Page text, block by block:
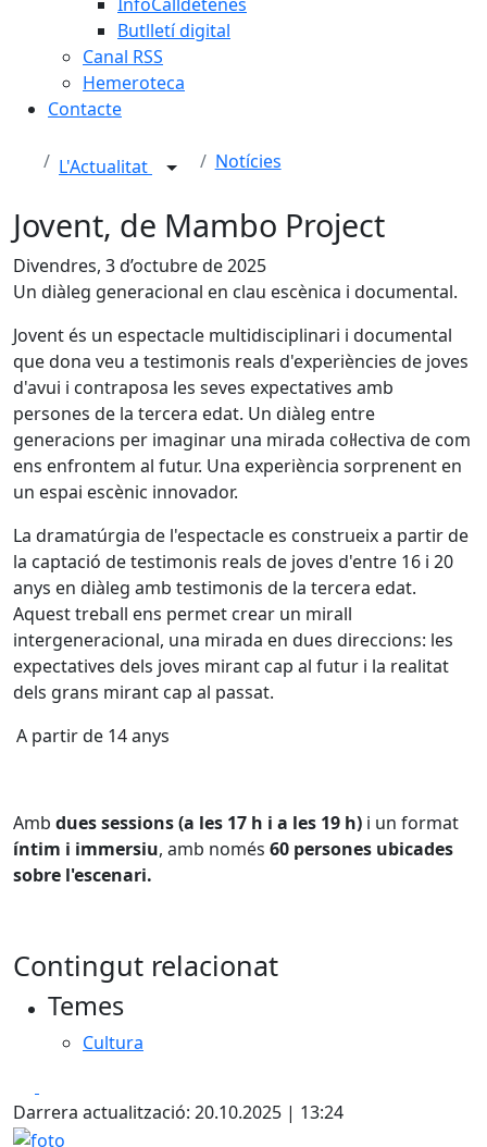
Butlletí digital
Canal RSS
Hemeroteca
Contacte
L'Actualitat Notícies
Jovent, de Mambo Project
Divendres, 3 d’octubre de 2025
Un diàleg generacional en clau escènica i documental.
Jovent és un espectacle multidisciplinari i documental
que dona veu a testimonis reals d'experiències de joves
d'avui i contraposa les seves expectatives amb
persones de la tercera edat. Un diàleg entre
generacions per imaginar una mirada col·lectiva de com
ens enfrontem al futur. Una experiència sorprenent en
un espai escènic innovador.
La dramatúrgia de l'espectacle es construeix a partir de
la captació de testimonis reals de joves d'entre 16 i 20
anys en diàleg amb testimonis de la tercera edat.
Aquest treball ens permet crear un mirall
intergeneracional, una mirada en dues direccions: les
expectatives dels joves mirant cap al futur i la realitat
dels grans mirant cap al passat.
A partir de 14 anys
Amb dues sessions (a les 17 h i a les 19 h) i un format
íntim i immersiu, amb només 60 persones ubicades
sobre l'escenari.
Contingut relacionat
Temes
Cultura
Darrera actualització: 20.10.2025 | 13:24
foto